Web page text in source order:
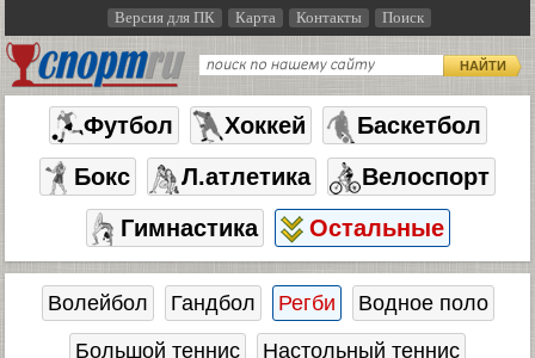
Версия для ПК Карта Контакты Поиск
НАЙТИ
Футбол Хоккей
Баскетбол
Бокс
Л.атлетика
Велоспорт
Гимнастика
Остальные
Волейбол Гандбол Регби
Водное поло
Большой теннис
Настольный теннис